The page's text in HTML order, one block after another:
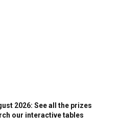
2026: See all the prizes
our interactive tables